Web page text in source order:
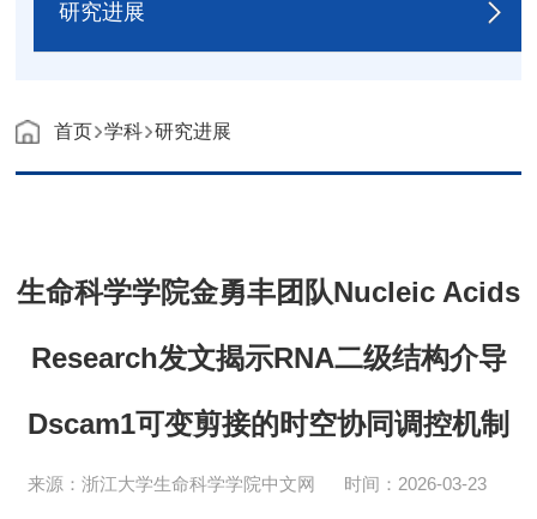
研究进展
首页 学科 研究进展
生命科学学院金勇丰团队Nucleic Acids
Research发文揭示RNA二级结构介导
Dscam1可变剪接的时空协同调控机制
来源：浙江大学生命科学学院中文网 时间：2026-03-23